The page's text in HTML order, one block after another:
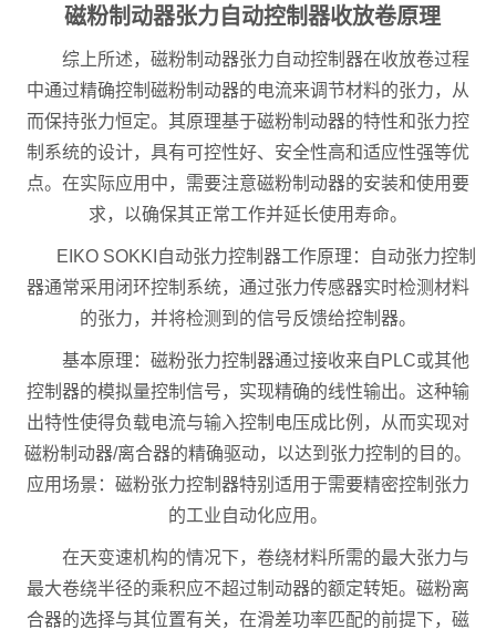
磁粉制动器张力自动控制器收放卷原理
综上所述，磁粉制动器张力自动控制器在收放卷过程
中通过精确控制磁粉制动器的电流来调节材料的张力，从
而保持张力恒定。其原理基于磁粉制动器的特性和张力控
制系统的设计，具有可控性好、安全性高和适应性强等优
点。在实际应用中，需要注意磁粉制动器的安装和使用要
求，以确保其正常工作并延长使用寿命。
EIKO SOKKI自动张力控制器工作原理：自动张力控制
器通常采用闭环控制系统，通过张力传感器实时检测材料
的张力，并将检测到的信号反馈给控制器。
基本原理：磁粉张力控制器通过接收来自PLC或其他
控制器的模拟量控制信号，实现精确的线性输出。这种输
出特性使得负载电流与输入控制电压成比例，从而实现对
磁粉制动器/离合器的精确驱动，以达到张力控制的目的。
应用场景：磁粉张力控制器特别适用于需要精密控制张力
的工业自动化应用。
在天变速机构的情况下，卷绕材料所需的最大张力与
最大卷绕半径的乘积应不超过制动器的额定转矩。磁粉离
合器的选择与其位置有关，在滑差功率匹配的前提下，磁